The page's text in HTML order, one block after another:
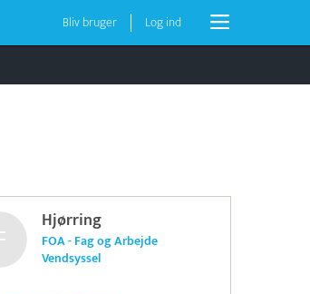
Bliv bruger Log ind
Hjørring
FOA - Fag og Arbejde
Vendsyssel